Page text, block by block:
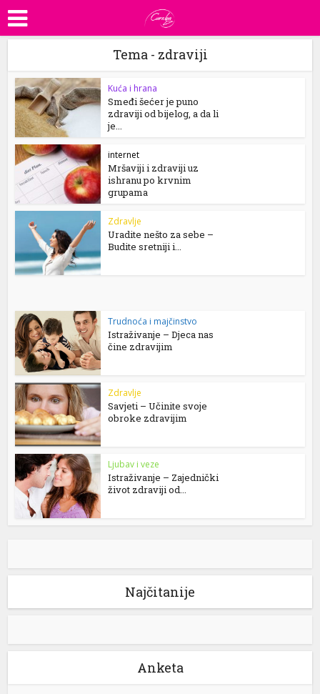
Tema - zdraviji
Kuća i hrana
Smeđi šećer je puno
zdraviji od bijelog, a da li
je...
internet
Mršaviji i zdraviji uz
ishranu po krvnim
grupama
Zdravlje
Uradite nešto za sebe –
Budite sretniji i...
Trudnoća i majčinstvo
Istraživanje – Djeca nas
čine zdravijim
Zdravlje
Savjeti – Učinite svoje
obroke zdravijim
Ljubav i veze
Istraživanje – Zajednički
život zdraviji od...
Najčitanije
Anketa